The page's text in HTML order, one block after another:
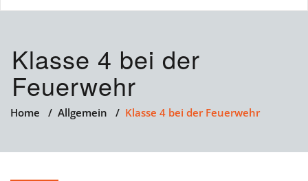
Klasse 4 bei der
Feuerwehr
Home / Allgemein / Klasse 4 bei der Feuerwehr